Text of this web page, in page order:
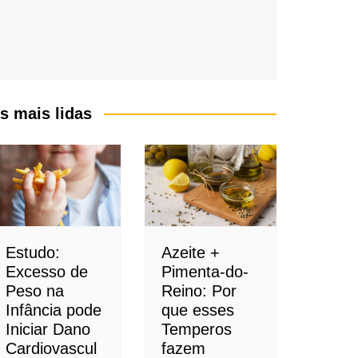
mais lidas
Estudo:
Excesso de
Peso na
Infância pode
Iniciar Dano
Cardiovascul
Azeite +
Pimenta-do-
Reino: Por
que esses
Temperos
fazem